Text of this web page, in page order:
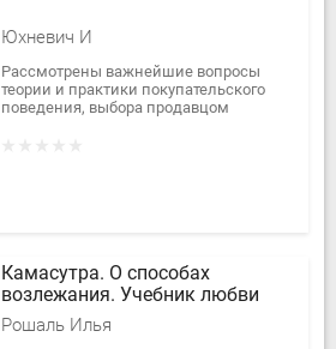
Юхневич И
Рассмотрены важнейшие вопросы
теории и практики покупательского
поведения, выбора продавцом
Камасутра. О способах
возлежания. Учебник любви
Рошаль Илья